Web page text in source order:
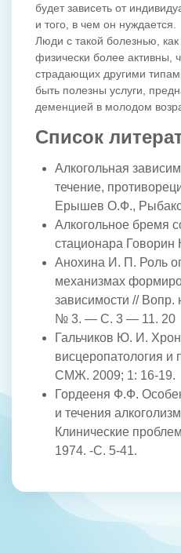
будет зависеть от
и того, в чем он нуждается.
Люди с такой болезнью,
физически более активны,
страдающих другими
быть полезны услуги,
деменцией в молодом
Список
Алкогольная
течение,
Ерышев О.Ф.,
Алкогольное бремя
стационара
Анохина И. П. Роль
механизмах
зависимости //
№ 3. — С. 3 — 11. 20
Гальчиков Ю. И.
висцеропатология и
СМЖ. 2009; 1: 16-19.
Гордееня Ф.Ф.
и течения
Клинические
1974. -С. 5-41.